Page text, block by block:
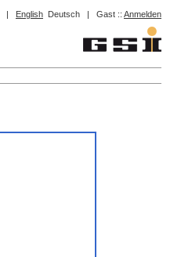
| English Deutsch | Gast :: Anmelden